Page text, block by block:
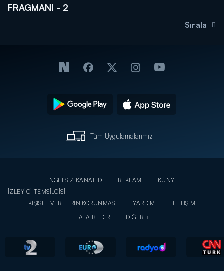
FRAGMANI - 2
Sırala
Tüm Uygulamalarımız
ENGELSİZ KANAL D REKLAM
KÜNYE
İZLEYİCİ TEMSİLCİSİ
KİŞİSEL VERİLERİN KORUNMASI
YARDIM
İLETİŞİM
HATA BİLDİR
DİĞER